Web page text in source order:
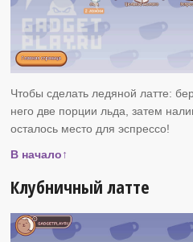
Чтобы сделать ледяной латте:
него две порции льда, затем
осталось место для эспрессо!
В начало↑
Клубничный латте